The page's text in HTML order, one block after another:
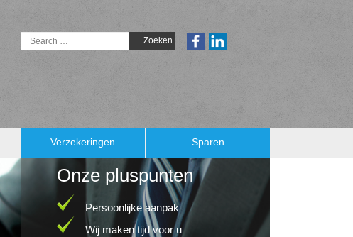
Verzekeringen Sparen
Onze pluspunten
Persoonlijke aanpak
Wij maken tijd voor u